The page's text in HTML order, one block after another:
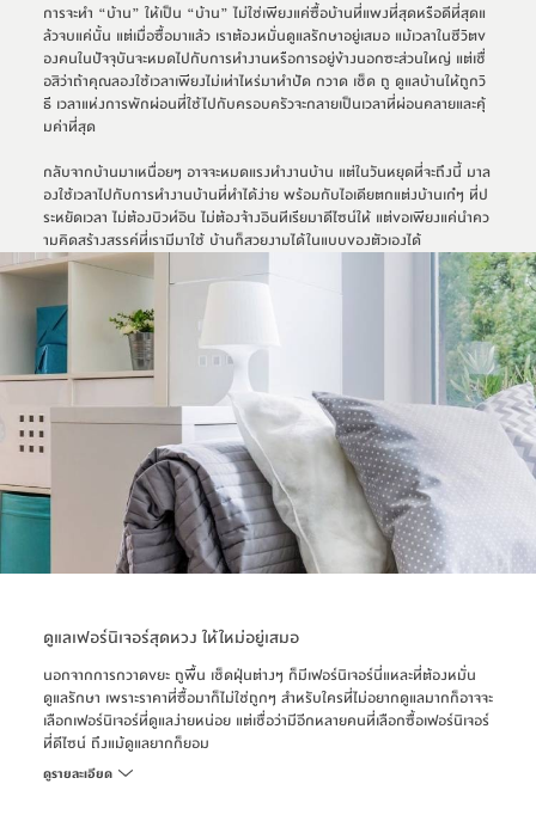
การจะทำ “บ้าน” ให้เป็น “บ้าน” ไม่ใช่เพียงแค่ซื้อบ้านที่แพงที่สุดหรือดีที่สุดแ
ล้วจบแค่นั้น แต่เมื่อซื้อมาแล้ว เราต้องหมั่นดูแลรักษาอยู่เสมอ แม้เวลาในชีวิตข
องคนในปัจจุบันจะหมดไปกับการทำงานหรือการอยู่ข้างนอกซะส่วนใหญ่ แต่เชื่
อสิว่าถ้าคุณลองใช้เวลาเพียงไม่เท่าไหร่มาทำปัด กวาด เช็ด ถู ดูแลบ้านให้ถูกวิ
ธี เวลาแห่งการพักผ่อนที่ใช้ไปกับครอบครัวจะกลายเป็นเวลาที่ผ่อนคลายและคุ้
มค่าที่สุด
กลับจากบ้านมาเหนื่อยๆ อาจจะหมดแรงทำงานบ้าน แต่ในวันหยุดที่จะถึงนี้ มาล
องใช้เวลาไปกับการทำงานบ้านที่ทำได้ง่าย พร้อมกับไอเดียตกแต่งบ้านเก๋ๆ ที่ป
ระหยัดเวลา ไม่ต้องบิวท์อิน ไม่ต้องจ้างอินทีเรียมาดีไซน์ให้ แต่ขอเพียงแค่นำคว
ามคิดสร้างสรรค์ที่เรามีมาใช้ บ้านก็สวยงามได้ในแบบของตัวเองได้
ดูแลเฟอร์นิเจอร์สุดหวง ให้ใหม่อยู่เสมอ
นอกจากการกวาดขยะ ถูพื้น เช็ดฝุ่นต่างๆ ก็มีเฟอร์นิเจอร์นี่แหละที่ต้องหมั่น
ดูแลรักษา เพราะราคาที่ซื้อมาก็ไม่ใช่ถูกๆ สำหรับใครที่ไม่อยากดูแลมากก็อาจจะ
เลือกเฟอร์นิเจอร์ที่ดูแลง่ายหน่อย แต่เชื่อว่ามีอีกหลายคนที่เลือกซื้อเฟอร์นิเจอร์
ที่ดีไซน์ ถึงแม้ดูแลยากก็ยอม
ทั้งนี้ หลักเบื้องต้นในการดูแลเฟอร์นิเจอร์นั้นง่ายนิดเดียว อย่างเฟอร์นิเจอร์ที่ใช้
ดูรายละเอียด